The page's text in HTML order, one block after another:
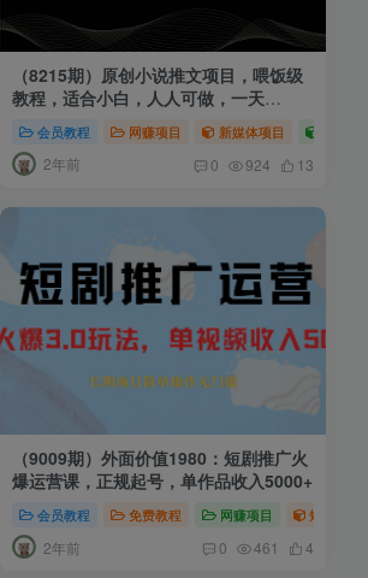
项目 爆粉引流项目 短视频运营
（8215期）原创小说推文项目，喂饭级
教程，适合小白，人人可做，一天
会员教程 网赚项目 新媒体项目
2年前 0 924 13
（9009期）外面价值1980：短剧推广火
爆运营课，正规起号，单作品收入5000+
会员教程 免费教程 网赚项目 短视频运营
2年前 0 461 4